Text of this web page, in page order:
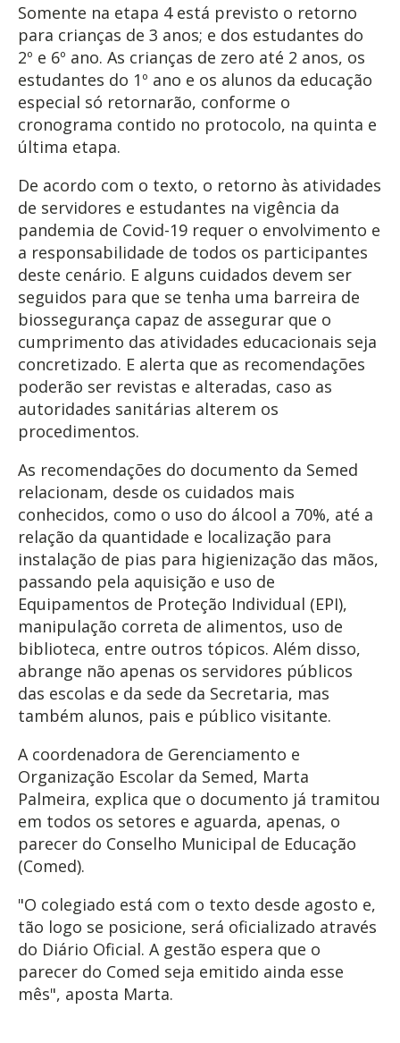
Somente na etapa 4 está previsto o retorno
para crianças de 3 anos; e dos estudantes do
2º e 6º ano. As crianças de zero até 2 anos, os
estudantes do 1º ano e os alunos da educação
especial só retornarão, conforme o
cronograma contido no protocolo, na quinta e
última etapa.
De acordo com o texto, o retorno às atividades
de servidores e estudantes na vigência da
pandemia de Covid-19 requer o envolvimento e
a responsabilidade de todos os participantes
deste cenário. E alguns cuidados devem ser
seguidos para que se tenha uma barreira de
biossegurança capaz de assegurar que o
cumprimento das atividades educacionais seja
concretizado. E alerta que as recomendações
poderão ser revistas e alteradas, caso as
autoridades sanitárias alterem os
procedimentos.
As recomendações do documento da Semed
relacionam, desde os cuidados mais
conhecidos, como o uso do álcool a 70%, até a
relação da quantidade e localização para
instalação de pias para higienização das mãos,
passando pela aquisição e uso de
Equipamentos de Proteção Individual (EPI),
manipulação correta de alimentos, uso de
biblioteca, entre outros tópicos. Além disso,
abrange não apenas os servidores públicos
das escolas e da sede da Secretaria, mas
também alunos, pais e público visitante.
A coordenadora de Gerenciamento e
Organização Escolar da Semed, Marta
Palmeira, explica que o documento já tramitou
em todos os setores e aguarda, apenas, o
parecer do Conselho Municipal de Educação
(Comed).
"O colegiado está com o texto desde agosto e,
tão logo se posicione, será oficializado através
do Diário Oficial. A gestão espera que o
parecer do Comed seja emitido ainda esse
mês", aposta Marta.